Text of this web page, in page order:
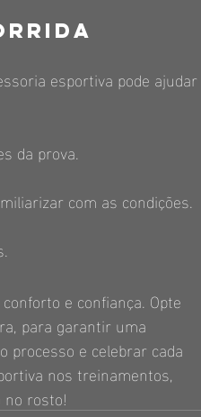
esportiva pode ajudar
da prova.
com as condições.
e confiança. Opte
para garantir uma
e celebrar cada
nos treinamentos,
rosto!